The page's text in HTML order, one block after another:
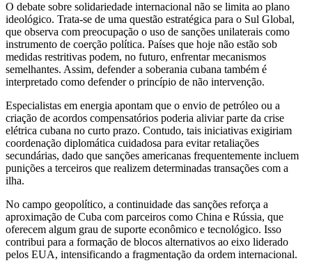
O debate sobre solidariedade internacional não se limita ao plano
ideológico. Trata-se de uma questão estratégica para o Sul Global,
que observa com preocupação o uso de sanções unilaterais como
instrumento de coerção política. Países que hoje não estão sob
medidas restritivas podem, no futuro, enfrentar mecanismos
semelhantes. Assim, defender a soberania cubana também é
interpretado como defender o princípio de não intervenção.
Especialistas em energia apontam que o envio de petróleo ou a
criação de acordos compensatórios poderia aliviar parte da crise
elétrica cubana no curto prazo. Contudo, tais iniciativas exigiriam
coordenação diplomática cuidadosa para evitar retaliações
secundárias, dado que sanções americanas frequentemente incluem
punições a terceiros que realizem determinadas transações com a
ilha.
No campo geopolítico, a continuidade das sanções reforça a
aproximação de Cuba com parceiros como China e Rússia, que
oferecem algum grau de suporte econômico e tecnológico. Isso
contribui para a formação de blocos alternativos ao eixo liderado
pelos EUA, intensificando a fragmentação da ordem internacional.